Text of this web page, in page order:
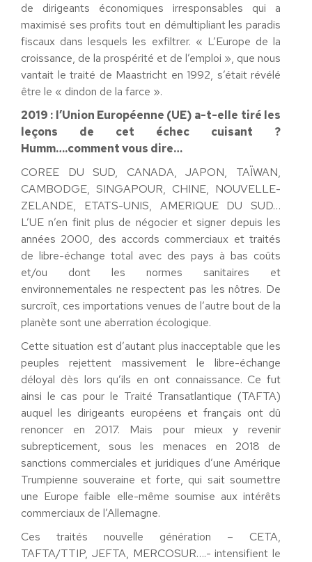
de dirigeants économiques irresponsables qui a
maximisé ses profits tout en démultipliant les paradis
fiscaux dans lesquels les exfiltrer. « L’Europe de la
croissance, de la prospérité et de l’emploi », que nous
vantait le traité de Maastricht en 1992, s’était révélé
être le « dindon de la farce ».
2019 : l’Union Européenne (UE) a-t-elle tiré les
leçons de cet échec cuisant ?
Humm….comment vous dire…
COREE DU SUD, CANADA, JAPON, TAÏWAN,
CAMBODGE, SINGAPOUR, CHINE, NOUVELLE-
ZELANDE, ETATS-UNIS, AMERIQUE DU SUD…
L’UE n’en finit plus de négocier et signer depuis les
années 2000, des accords commerciaux et traités
de libre-échange total avec des pays à bas coûts
et/ou dont les normes sanitaires et
environnementales ne respectent pas les nôtres. De
surcroît, ces importations venues de l’autre bout de la
planète sont une aberration écologique.
Cette situation est d’autant plus inacceptable que les
peuples rejettent massivement le libre-échange
déloyal dès lors qu’ils en ont connaissance. Ce fut
ainsi le cas pour le Traité Transatlantique (TAFTA)
auquel les dirigeants européens et français ont dû
renoncer en 2017. Mais pour mieux y revenir
subrepticement, sous les menaces en 2018 de
sanctions commerciales et juridiques d’une Amérique
Trumpienne souveraine et forte, qui sait soumettre
une Europe faible elle-même soumise aux intérêts
commerciaux de l’Allemagne.
Ces traités nouvelle génération – CETA,
TAFTA/TTIP, JEFTA, MERCOSUR….- intensifient le